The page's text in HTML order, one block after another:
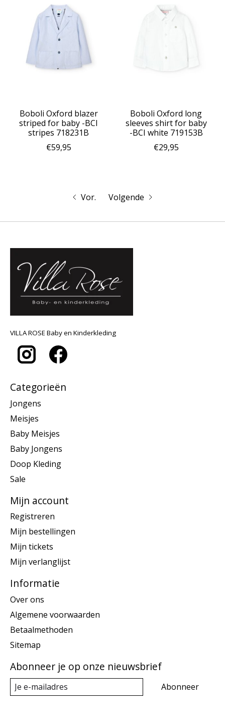
Boboli Oxford blazer
striped for baby -BCI
stripes 718231B
€59,95
Boboli Oxford long
sleeves shirt for baby
-BCI white 719153B
€29,95
Vor. Volgende
VILLA ROSE Baby en Kinderkleding
Categorieën
Jongens
Meisjes
Baby Meisjes
Baby Jongens
Doop Kleding
Sale
Mijn account
Registreren
Mijn bestellingen
Mijn tickets
Mijn verlanglijst
Informatie
Over ons
Algemene voorwaarden
Betaalmethoden
Sitemap
Abonneer je op onze nieuwsbrief
Abonneer